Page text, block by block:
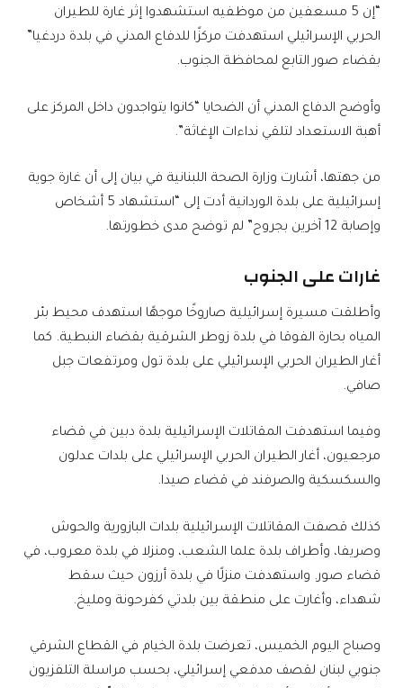
“إن 5 مسعفين من موظفيه استشهدوا إثر غارة للطيران
الحربي الإسرائيلي استهدفت مركزًا للدفاع المدني في بلدة دردغيا”
بقضاء صور التابع لمحافظة الجنوب.
وأوضح الدفاع المدني أن الضحايا “كانوا يتواجدون داخل المركز على
أهبة الاستعداد لتلقي نداءات الإغاثة”.
من جهتها، أشارت وزارة الصحة اللبنانية في بيان إلى أن غارة جوية
إسرائيلية على بلدة الوردانية أدت إلى “استشهاد 5 أشخاص
وإصابة 12 آخرين بجروح” لم توضح مدى خطورتها.
غارات على الجنوب
وأطلقت مسيرة إسرائيلية صاروخًا موجهًا استهدف محيط بئر
المياه بحارة الفوقا في بلدة زوطر الشرقية بقضاء النبطية. كما
أغار الطيران الحربي الإسرائيلي على بلدة تول ومرتفعات جبل
صافي.
وفيما استهدفت المقاتلات الإسرائيلية بلدة دبين في قضاء
مرجعيون، أغار الطيران الحربي الإسرائيلي على بلدات عدلون
والسكسكية والصرفند في قضاء صيدا.
كذلك قصفت المقاتلات الإسرائيلية بلدات البازورية والحوش
وصريفا، وأطراف بلدة علما الشعب، ومنزلا في بلدة معروب، في
قضاء صور. واستهدفت منزلًا في بلدة أرزون حيث سقط
شهداء، وأغارت على منطقة بين بلدتي كفرحونة ومليخ.
وصباح اليوم الخميس، تعرضت بلدة الخيام في القطاع الشرقي
جنوبي لبنان لقصف مدفعي إسرائيلي، بحسب مراسلة التلفزيون